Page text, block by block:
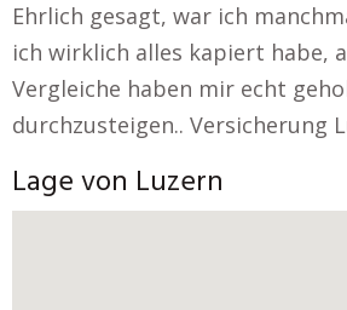
Ehrlich gesagt, war ich
ich wirklich alles kapiert habe,
Vergleiche haben mir echt
durchzusteigen.. Versicherung
Lage von Luzern